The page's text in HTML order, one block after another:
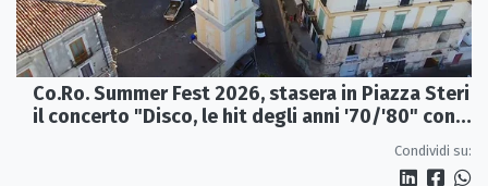
Co.Ro. Summer Fest 2026, stasera in Piazza Steri
il concerto "Disco, le hit degli anni '70/'80" con
Condividi su: